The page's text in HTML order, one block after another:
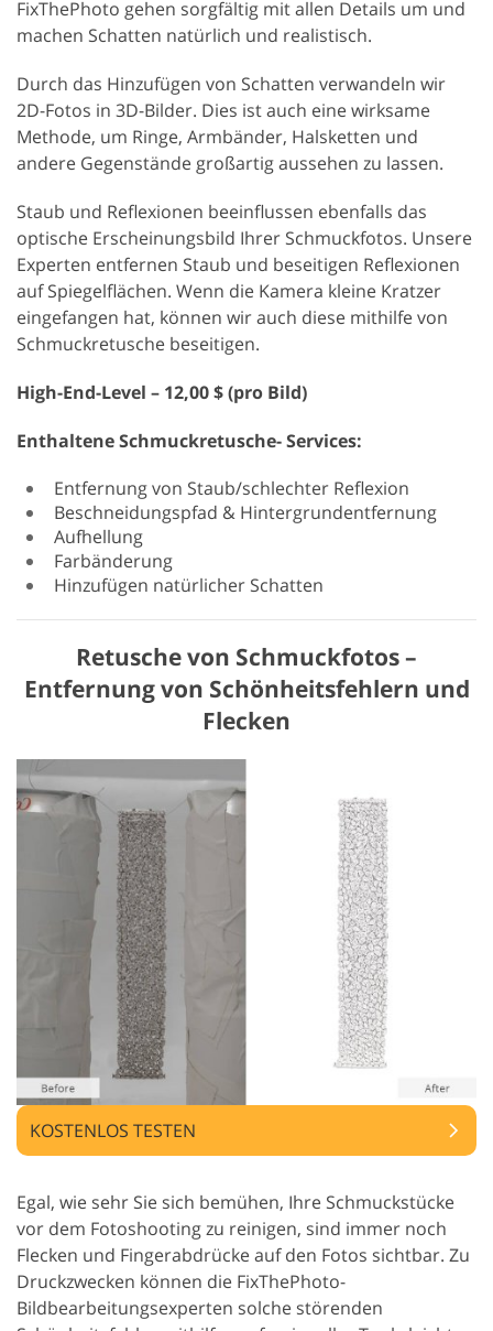
FixThePhoto gehen sorgfältig mit allen Details um und
machen Schatten natürlich und realistisch.
Durch das Hinzufügen von Schatten verwandeln wir
2D-Fotos in 3D-Bilder. Dies ist auch eine wirksame
Methode, um Ringe, Armbänder, Halsketten und
andere Gegenstände großartig aussehen zu lassen.
Staub und Reflexionen beeinflussen ebenfalls das
optische Erscheinungsbild Ihrer Schmuckfotos. Unsere
Experten entfernen Staub und beseitigen Reflexionen
auf Spiegelflächen. Wenn die Kamera kleine Kratzer
eingefangen hat, können wir auch diese mithilfe von
Schmuckretusche beseitigen.
High-End-Level – 12,00 $ (pro Bild)
Enthaltene Schmuckretusche- Services:
Entfernung von Staub/schlechter Reflexion
Beschneidungspfad & Hintergrundentfernung
Aufhellung
Farbänderung
Hinzufügen natürlicher Schatten
Retusche von Schmuckfotos –
Entfernung von Schönheitsfehlern und
Flecken
KOSTENLOS TESTEN
Egal, wie sehr Sie sich bemühen, Ihre Schmuckstücke
vor dem Fotoshooting zu reinigen, sind immer noch
Flecken und Fingerabdrücke auf den Fotos sichtbar. Zu
Druckzwecken können die FixThePhoto-
Bildbearbeitungsexperten solche störenden